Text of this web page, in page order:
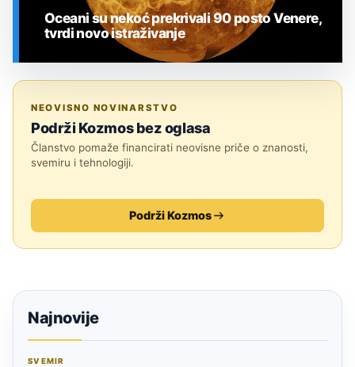
Oceani su nekoć prekrivali 90 posto Venere,
tvrdi novo istraživanje
NEOVISNO NOVINARSTVO
Podrži Kozmos bez oglasa
Članstvo pomaže financirati neovisne priče o znanosti,
svemiru i tehnologiji.
Podrži Kozmos
Najnovije
SVEMIR